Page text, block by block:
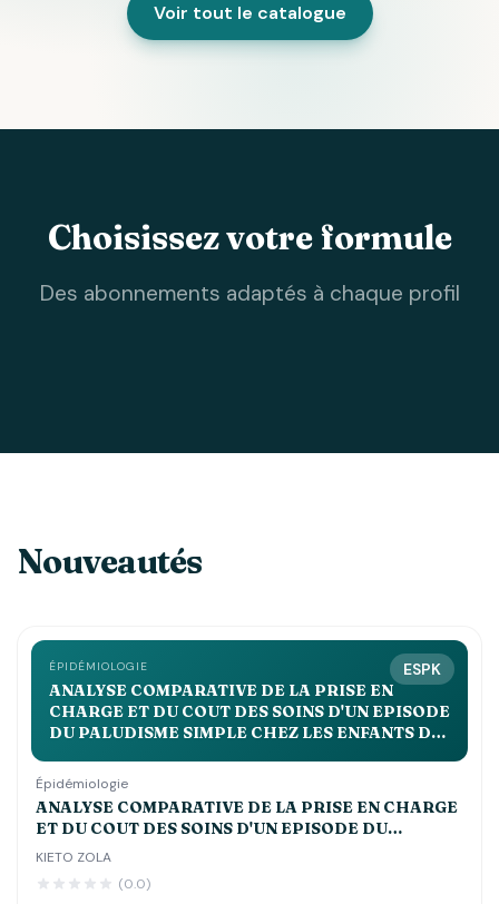
Voir tout le catalogue
Choisissez votre formule
Des abonnements adaptés à chaque profil
Nouveautés
ESPK
ÉPIDÉMIOLOGIE
ANALYSE COMPARATIVE DE LA PRISE EN
CHARGE ET DU COUT DES SOINS D'UN EPISODE
DU PALUDISME SIMPLE CHEZ LES ENFANTS DE
st JOSEPH, ESENGO ET DEBORAH
Épidémiologie
ANALYSE COMPARATIVE DE LA PRISE EN CHARGE
ET DU COUT DES SOINS D'UN EPISODE DU
PALUDISME SIMPLE CHEZ LES ENFANTS DE MOINS
JOSEPH, ESENGO ET DEBORAH
KIETO ZOLA
(0.0)